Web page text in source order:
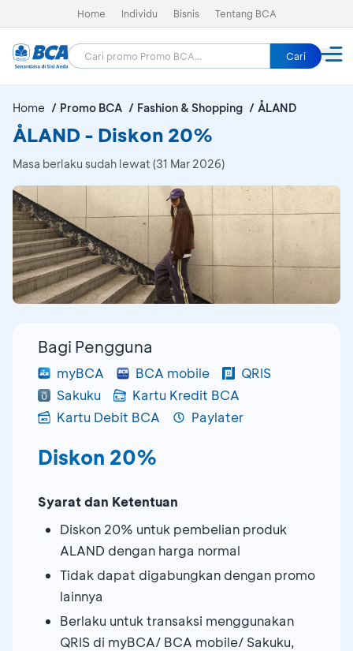
Home Individu Bisnis Tentang BCA
Cari
Home Promo BCA Fashion & Shopping ÅLAND
ÅLAND - Diskon 20%
Masa berlaku sudah lewat (31 Mar 2026)
Bagi Pengguna
myBCA BCA mobile
QRIS
Sakuku
Kartu Kredit BCA
Kartu Debit BCA
Paylater
Diskon 20%
Syarat dan Ketentuan
Diskon 20% untuk pembelian produk
ALAND dengan harga normal
Tidak dapat digabungkan dengan promo
lainnya
Berlaku untuk transaksi menggunakan
QRIS di myBCA/ BCA mobile/ Sakuku,